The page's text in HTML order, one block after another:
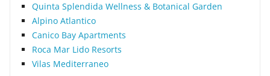
Quinta Splendida Wellness & Botanical Garden
Alpino Atlantico
Canico Bay Apartments
Roca Mar Lido Resorts
Vilas Mediterraneo